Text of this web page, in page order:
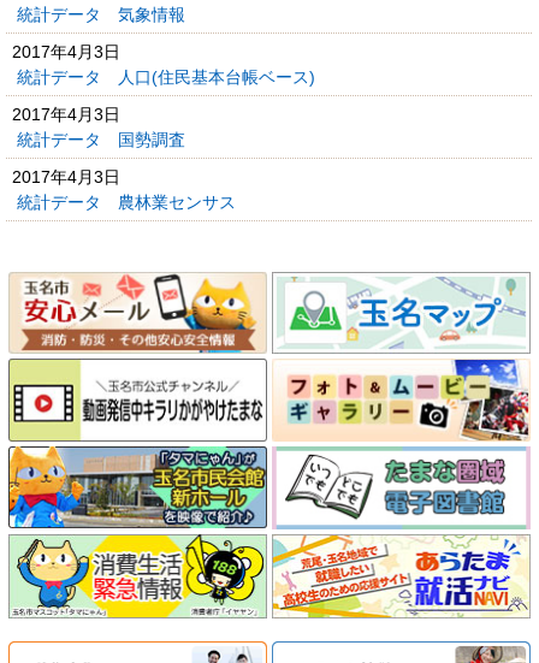
統計データ 気象情報
2017年4月3日
統計データ 人口(住民基本台帳ベース)
2017年4月3日
統計データ 国勢調査
2017年4月3日
統計データ 農林業センサス